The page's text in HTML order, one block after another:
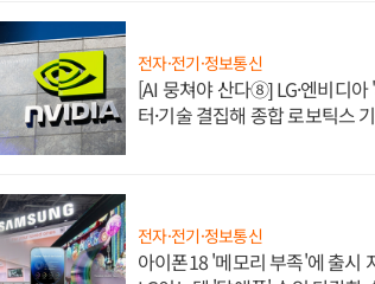
전자·전기·정보통신
[AI 뭉쳐야 산다⑧] LG·엔비디아
터·기술 결집해 종합 로보틱스
전자·전기·정보통신
아이폰18 '메모리 부족'에 출시